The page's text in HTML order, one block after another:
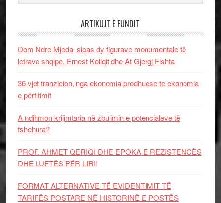
ARTIKUJT E FUNDIT
Dom Ndre Mjeda, sipas dy figurave monumentale të
letrave shqipe, Ernest Koliqit dhe At Gjergj Fishta
36 vjet tranzicion, nga ekonomia prodhuese te ekonomia
e përfitimit
A ndihmon krijimtaria në zbulimin e potencialeve të
fshehura?
PROF. AHMET QERIQI DHE EPOKA E REZISTENCЁS
DHE LUFTЁS PЁR LIRI!
FORMAT ALTERNATIVE TË EVIDENTIMIT TË
TARIFËS POSTARE NË HISTORINË E POSTËS